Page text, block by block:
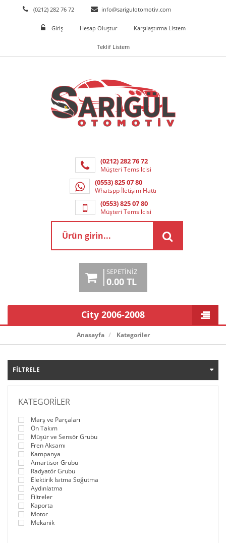
(0212) 282 76 72 info@sarigulotomotiv.com
Giriş Hesap Oluştur Karşılaştırma Listem
Teklif Listem
(0212) 282 76 72
Müşteri Temsilcisi
(0553) 825 07 80
Whatspp İletişim Hattı
(0553) 825 07 80
Müşteri Temsilcisi
SEPETINIZ
0.00 TL
City 2006-2008
Anasayfa Kategoriler
FILTRELE
KATEGORILER
Marş ve Parçaları
Ön Takım
Müşür ve Sensör Grubu
Fren Aksamı
Kampanya
Amartisor Grubu
Radyatör Grubu
Elektirik Isıtma Soğutma
Aydınlatma
Filtreler
Kaporta
Motor
Mekanik